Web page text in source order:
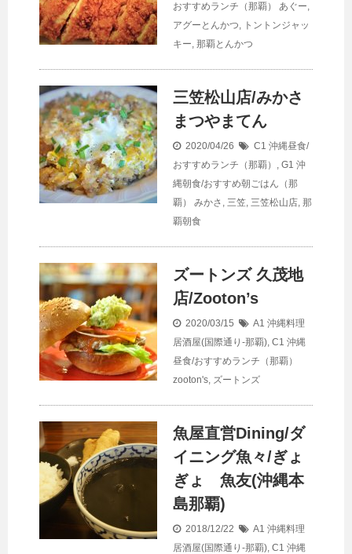
おすすめランチ（那覇）
あぐー,
アグーとんかつ, トントンジャッ
キー, 那覇とんかつ
三笠松山店/みかさ
まつやまてん
2020/04/26
C1 沖縄昼食/
おすすめランチ（那覇） , G1 沖
縄朝食/おすすめ朝ごはん（那
覇）
みかさ , 三笠, 三笠松山店, 那
覇朝食
ズートンズ 久茂地
店/Zooton’s
2020/03/15
A1 沖縄料理
居酒屋(国際通り-那覇), C1 沖縄
昼食/おすすめランチ（那覇）
zooton's, ズートンズ
魚屋直営Dining/ダ
イニング魚々/ぎょ
ぎょ 魚友(沖縄本
島那覇)
2018/12/22
A1 沖縄料理
居酒屋(国際通り-那覇), C1 沖縄